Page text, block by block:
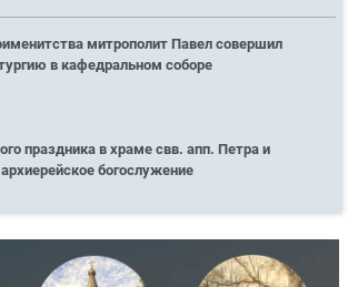
митрополит Павел совершил
в кафедральном соборе
праздника в храме свв. апп. Петра и
богослужение